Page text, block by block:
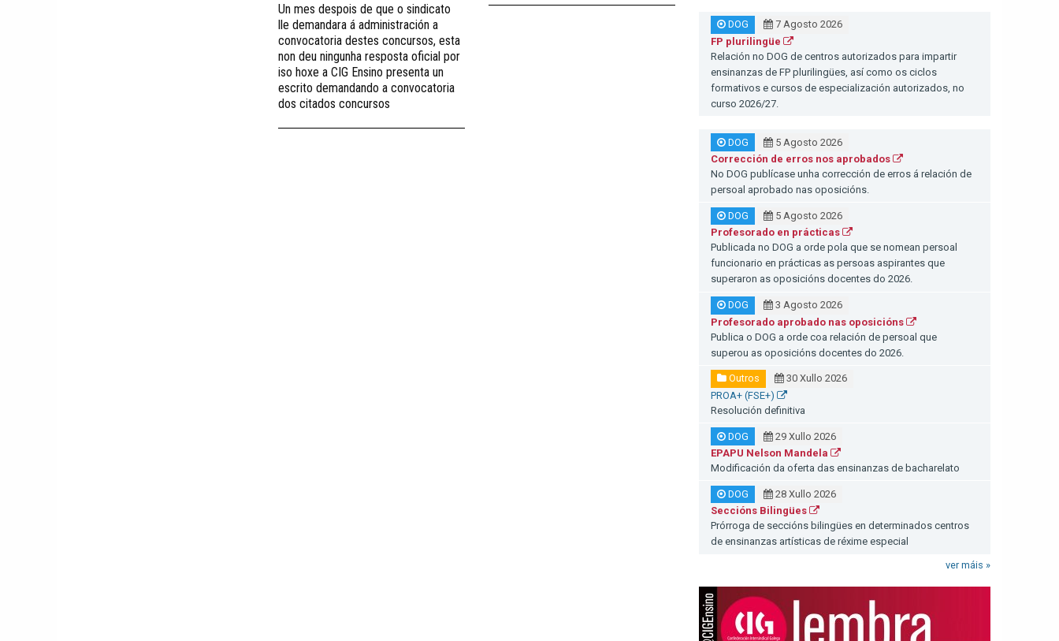
Un mes despois de que o sindicato
lle demandara á administración a
convocatoria destes concursos, esta
non deu ningunha resposta oficial por
iso hoxe a CIG Ensino presenta un
escrito demandando a convocatoria
dos citados concursos
DOG
7 Agosto 2026
FP plurilingüe
Relación no DOG de centros autorizados para impartir
ensinanzas de FP plurilingües, así como os ciclos
formativos e cursos de especialización autorizados, no
curso 2026/27.
DOG
5 Agosto 2026
Corrección de erros nos aprobados
No DOG publícase unha corrección de erros á relación de
persoal aprobado nas oposicións.
DOG
5 Agosto 2026
Profesorado en prácticas
Publicada no DOG a orde pola que se nomean persoal
funcionario en prácticas as persoas aspirantes que
superaron as oposicións docentes do 2026.
DOG
3 Agosto 2026
Profesorado aprobado nas oposicións
Publica o DOG a orde coa relación de persoal que
superou as oposicións docentes do 2026.
Outros
30 Xullo 2026
PROA+ (FSE+)
Resolución definitiva
DOG
29 Xullo 2026
EPAPU Nelson Mandela
Modificación da oferta das ensinanzas de bacharelato
DOG
28 Xullo 2026
Seccións Bilingües
Prórroga de seccións bilingües en determinados centros
de ensinanzas artísticas de réxime especial
ver máis »